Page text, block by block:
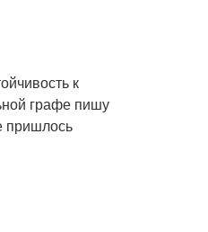
к
графе пишу
пришлось